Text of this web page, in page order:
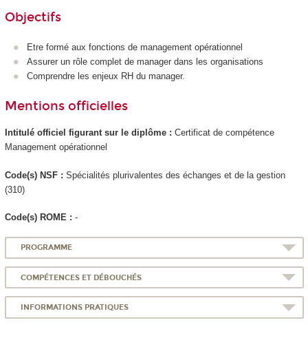
Objectifs
Etre formé aux fonctions de management opérationnel
Assurer un rôle complet de manager dans les organisations
Comprendre les enjeux RH du manager.
Mentions officielles
Intitulé officiel figurant sur le diplôme : Certificat de compétence
Management opérationnel
Code(s) NSF : Spécialités plurivalentes des échanges et de la gestion
(310)
Code(s) ROME : -
PROGRAMME
COMPÉTENCES ET DÉBOUCHÉS
INFORMATIONS PRATIQUES